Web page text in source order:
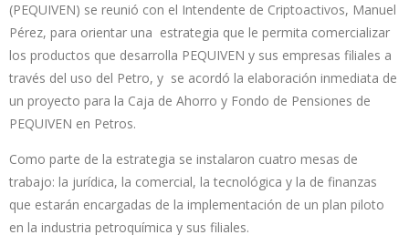
(PEQUIVEN) se reunió con el Intendente de Criptoactivos, Manuel
Pérez, para orientar una estrategia que le permita comercializar
los productos que desarrolla PEQUIVEN y sus empresas filiales a
través del uso del Petro, y se acordó la elaboración inmediata de
un proyecto para la Caja de Ahorro y Fondo de Pensiones de
PEQUIVEN en Petros.
Como parte de la estrategia se instalaron cuatro mesas de
trabajo: la jurídica, la comercial, la tecnológica y la de finanzas
que estarán encargadas de la implementación de un plan piloto
en la industria petroquímica y sus filiales.